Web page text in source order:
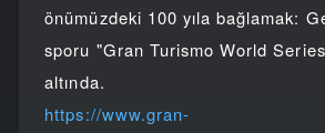
önümüzdeki 100 yıla bağlamak:
sporu "Gran Turismo World
altında.
https://www.gran-